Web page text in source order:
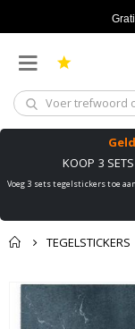
KOOP 3
Voeg 3 sets tegelstickers toe
TEGELSTICKERS
Misschien
ook leuk ✔
Ga
naar